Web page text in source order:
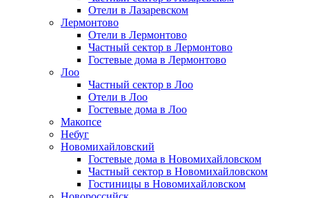
Отели в Лазаревском
Лермонтово
Отели в Лермонтово
Частный сектор в Лермонтово
Гостевые дома в Лермонтово
Лоо
Частный сектор в Лоо
Отели в Лоо
Гостевые дома в Лоо
Макопсе
Небуг
Новомихайловский
Гостевые дома в Новомихайловском
Частный сектор в Новомихайловском
Гостиницы в Новомихайловском